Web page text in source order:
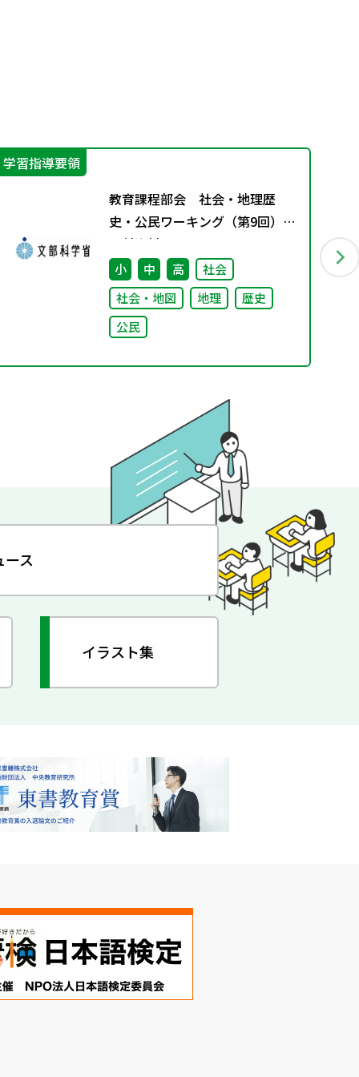
学習指導要領
教育課程部会 社会・地理歴
史・公民ワーキング（第9回）
配付資料
小 中 高
社会
社会・地図
地理
歴史
公民
ース
イラスト集